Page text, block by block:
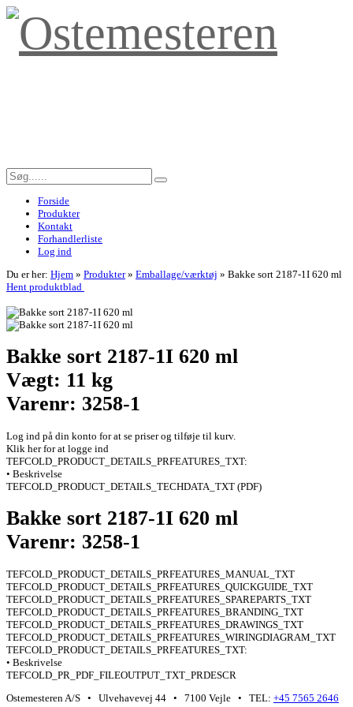
Forside
Produkter
Kontakt
Forhandlerliste
Log ind
Du er her: Hjem » Produkter» Emballage/værktøj » Bakke sort 2187-1I 620 ml
Hent produktblad
Bakke sort 2187-1I 620 ml
Vægt: 11 kg
Varenr: 3258-1
Log ind på din konto for at se priser og tilføje til kurv.
Klik her for at logge ind
TEFCOLD_PRODUCT_DETAILS_PRFEATURES_TXT:
• Beskrivelse
TEFCOLD_PRODUCT_DETAILS_TECHDATA_TXT (PDF)
Bakke sort 2187-1I 620 ml
Varenr: 3258-1
TEFCOLD_PRODUCT_DETAILS_PRFEATURES_MANUAL_TXT
TEFCOLD_PRODUCT_DETAILS_PRFEATURES_QUICKGUIDE_TXT
TEFCOLD_PRODUCT_DETAILS_PRFEATURES_SPAREPARTS_TXT
TEFCOLD_PRODUCT_DETAILS_PRFEATURES_BRANDING_TXT
TEFCOLD_PRODUCT_DETAILS_PRFEATURES_DRAWINGS_TXT
TEFCOLD_PRODUCT_DETAILS_PRFEATURES_WIRINGDIAGRAM_TXT
TEFCOLD_PRODUCT_DETAILS_PRFEATURES_TXT:
• Beskrivelse
TEFCOLD_PR_PDF_FILEOUTPUT_TXT_PRDESCR
Ostemesteren A/S • Ulvehavevej 44 • 7100 Vejle • TEL: +45 7565 2646